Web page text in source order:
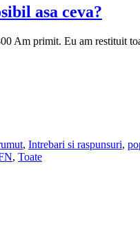
asa ceva?
Am primit. Eu am restituit
, Intrebari si raspunsuri,
, Toate